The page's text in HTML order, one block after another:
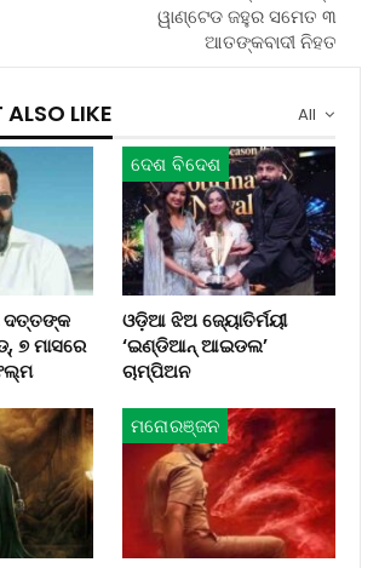
ୱାଣ୍ଟେଡ ଜହୁର ସମେତ ୩
ଆତଙ୍କବାଦୀ ନିହତ
All
LIKE
ଦତ୍ତଙ୍କ
୭ ମାସରେ
ଦେଶ ବିଦେଶ
ଓଡ଼ିଆ ଝିଅ ଜ୍ୟୋତିର୍ମୟୀ
‘ଇଣ୍ଡିଆନ୍‌ ଆଇଡଲ’
ଚାମ୍ପିଅନ
ମନୋରଞ୍ଜନ